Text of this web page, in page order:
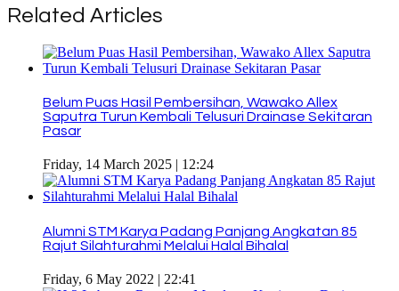
Related Articles
Belum Puas Hasil Pembersihan, Wawako Allex
Saputra Turun Kembali Telusuri Drainase Sekitaran
Pasar
Friday, 14 March 2025 | 12:24
Alumni STM Karya Padang Panjang Angkatan 85
Rajut Silahturahmi Melalui Halal Bihalal
Friday, 6 May 2022 | 22:41